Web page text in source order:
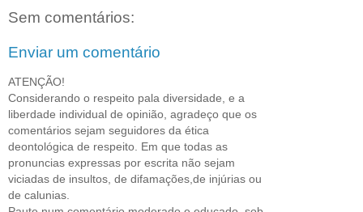
Sem comentários:
Enviar um comentário
ATENÇÃO!
Considerando o respeito pala diversidade, e a
liberdade individual de opinião, agradeço que os
comentários sejam seguidores da ética
deontológica de respeito. Em que todas as
pronuncias expressas por escrita não sejam
viciadas de insultos, de difamações,de injúrias ou
de calunias.